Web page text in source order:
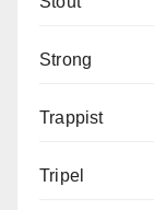
Strong
Trappist
Tripel